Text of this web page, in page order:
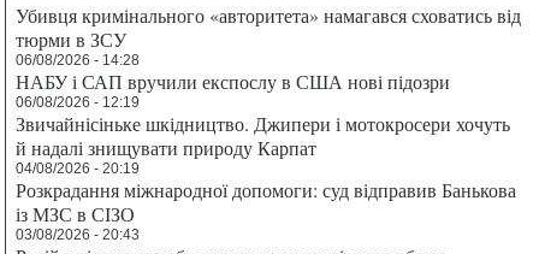
Убивця кримінального «авторитета» намагався сховатись від
тюрми в ЗСУ
06/08/2026 - 14:28
НАБУ і САП вручили експослу в США нові підозри
06/08/2026 - 12:19
Звичайнісіньке шкідництво. Джипери і мотокросери хочуть
й надалі знищувати природу Карпат
04/08/2026 - 20:19
Розкрадання міжнародної допомоги: суд відправив Банькова
із МЗС в СІЗО
03/08/2026 - 20:43